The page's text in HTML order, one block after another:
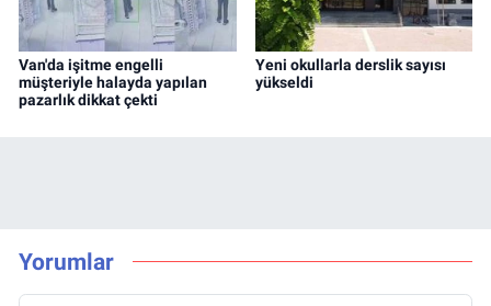
Van'da işitme engelli
müşteriyle halayda yapılan
pazarlık dikkat çekti
Yeni okullarla derslik sayısı
yükseldi
Yorumlar